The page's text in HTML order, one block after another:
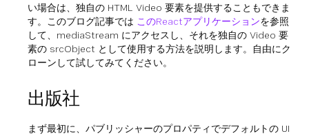
い場合は、独自の HTML Video 要素を提供することもできま
す。このブログ記事では このReactアプリケーションを参照
して、mediaStream にアクセスし、それを独自の Video 要
素の srcObject として使用する方法を説明します。自由にク
ローンして試してみてください。
出版社
まず最初に、パブリッシャーのプロパティでデフォルトの UI